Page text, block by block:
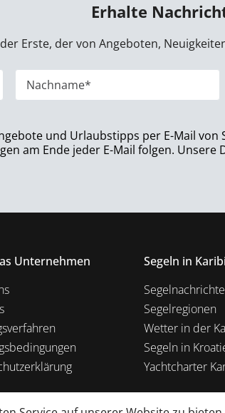
Erhalte
der Erste, der von Angeboten,
und Urlaubstipps per E-Mail
am Ende jeder E-Mail folgen.
Unternehmen
Segeln in
Segelregionen
Wetter in der
Segeln in
Yachtcharter